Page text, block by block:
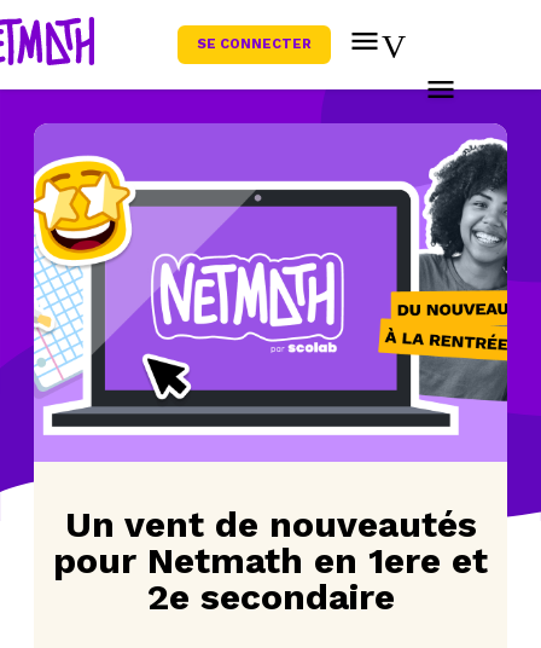
SE CONNECTER
Un vent de nouveautés
pour Netmath en 1ere et
2e secondaire